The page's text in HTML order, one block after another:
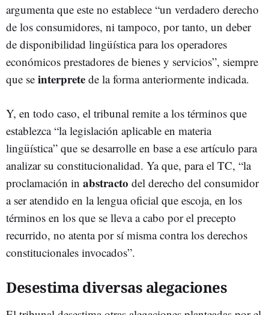
argumenta que este no establece “un verdadero derecho
de los consumidores, ni tampoco, por tanto, un deber
de disponibilidad lingüística para los operadores
económicos prestadores de bienes y servicios”, siempre
que se interprete de la forma anteriormente indicada.
Y, en todo caso, el tribunal remite a los términos que
establezca “la legislación aplicable en materia
lingüística” que se desarrolle en base a ese artículo para
analizar su constitucionalidad. Ya que, para el TC, “la
proclamación in abstracto del derecho del consumidor
a ser atendido en la lengua oficial que escoja, en los
términos en los que se lleva a cabo por el precepto
recurrido, no atenta por sí misma contra los derechos
constitucionales invocados”.
Desestima diversas alegaciones